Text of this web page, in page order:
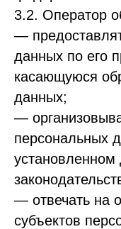
3.2. Оператор
—
данных по его
касающуюся
данных;
—
персональных
— отвечать на
субъектов